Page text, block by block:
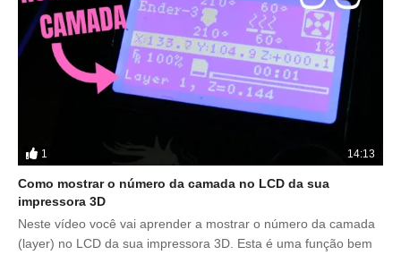
1 14:13
Como mostrar o número da camada no LCD da sua
impressora 3D
Neste vídeo você vai aprender a mostrar o número da camada
(layer) no LCD da sua impressora 3D. Esta é uma função bem